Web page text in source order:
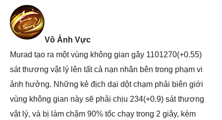
Vô Ảnh Vực
Murad tạo ra một vùng không gian gây 1101270(+0.55)
sát thương vật lý lên tất cả nạn nhân bên trong phạm vi
ảnh hưởng. Những kẻ địch dại dột chạm phải biên giới
vùng không gian này sẽ phải chịu 234(+0.9) sát thương
vật lý, và bị làm chậm 90% tốc chạy trong 2 giây, kèm